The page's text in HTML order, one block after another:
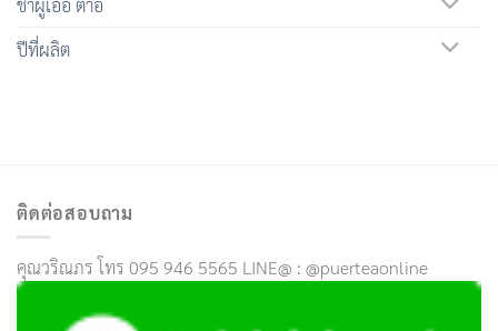
ชาผู่เอ๋อ ต้าอี้
ปีที่ผลิต
ติดต่อสอบถาม
คุณวริณภร โทร 095 946 5565 LINE@ : @puerteaonline